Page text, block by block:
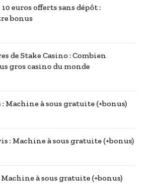
euros offerts sans dépôt :
bonus
de Stake Casino : Combien
gros casino du monde
Machine à sous gratuite (+bonus)
: Machine à sous gratuite (+bonus)
à sous gratuite (+bonus)